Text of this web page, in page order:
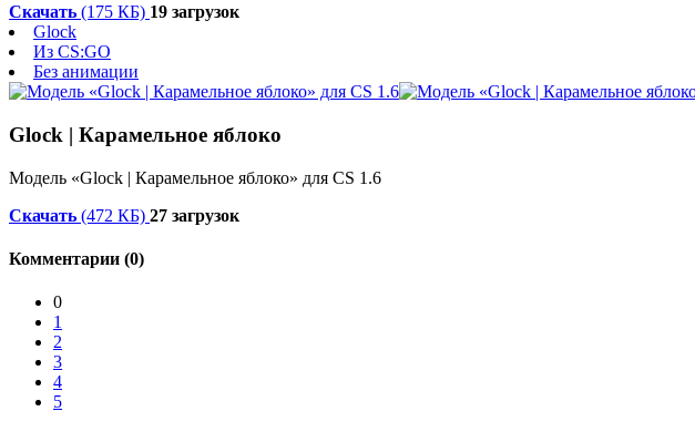
Скачать (175 КБ) 19 загрузок
Glock
Из CS:GO
Без анимации
Glock | Карамельное яблоко
Модель «Glock | Карамельное яблоко» для CS 1.6
Скачать (472 КБ) 27 загрузок
Комментарии (0)
0
1
2
3
4
5